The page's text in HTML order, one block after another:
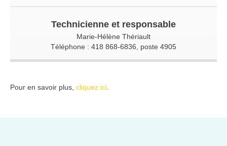
Technicienne et responsable
Marie-Hélène Thériault
Téléphone : 418 868-6836, poste 4905
Pour en savoir plus, cliquez ici